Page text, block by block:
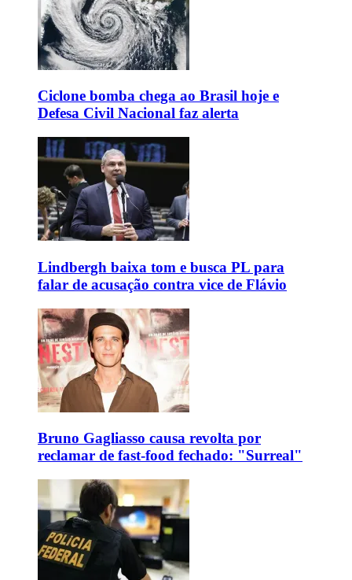
Ciclone bomba chega ao Brasil hoje e
Defesa Civil Nacional faz alerta
Lindbergh baixa tom e busca PL para
falar de acusação contra vice de Flávio
Bruno Gagliasso causa revolta por
reclamar de fast-food fechado: "Surreal"